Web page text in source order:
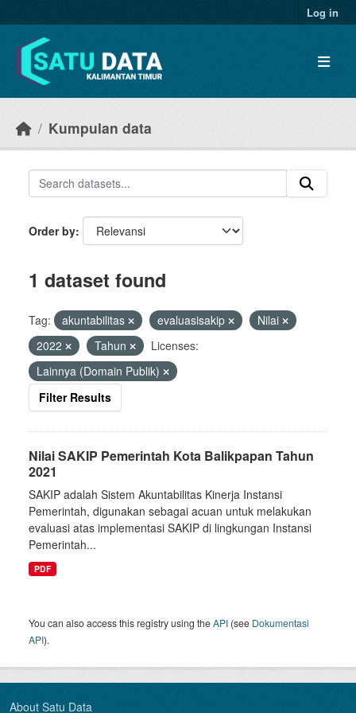
Log in
Kumpulan data
Order by
1 dataset found
Tag: akuntabilitas evaluasisakip
Nilai
2022
Tahun
Licenses:
Lainnya (Domain Publik)
Filter Results
Nilai SAKIP Pemerintah Kota Balikpapan Tahun
2021
SAKIP adalah Sistem Akuntabilitas Kinerja Instansi
Pemerintah, digunakan sebagai acuan untuk melakukan
evaluasi atas implementasi SAKIP di lingkungan Instansi
Pemerintah...
PDF
You can also access this registry using theAPI (see Dokumentasi
API).
About Satu Data